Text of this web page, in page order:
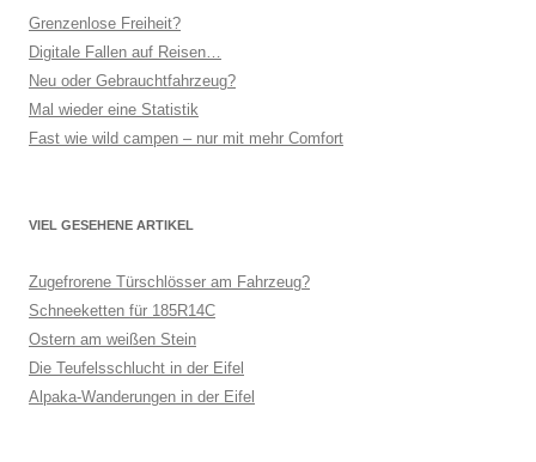
Grenzenlose Freiheit?
Digitale Fallen auf Reisen…
Neu oder Gebrauchtfahrzeug?
Mal wieder eine Statistik
Fast wie wild campen – nur mit mehr Comfort
VIEL GESEHENE ARTIKEL
Zugefrorene Türschlösser am Fahrzeug?
Schneeketten für 185R14C
Ostern am weißen Stein
Die Teufelsschlucht in der Eifel
Alpaka-Wanderungen in der Eifel